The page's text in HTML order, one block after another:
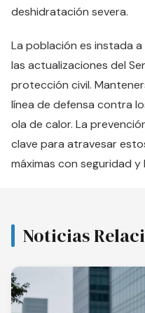
deshidratación severa.
La población es instada
las actualizaciones del
protección civil.
línea de defensa contra
ola de calor. La
clave para atravesar
máximas con seguridad y
Noticias